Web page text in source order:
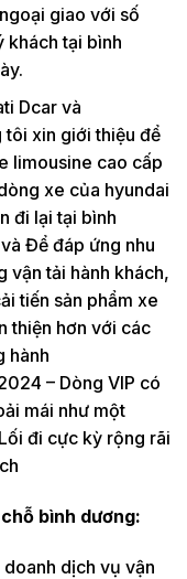
giao với số
khách tại bình
Dcar và
tôi xin giới thiệu để
limousine cao cấp
xe của hyundai
đi lại tại bình
Để đáp ứng nhu
vận tải hành khách,
tiến sản phẩm xe
thiện hơn với các
hành
– Dòng VIP có
mái như một
đi cực kỳ rộng rãi
bình dương:
dịch vụ vận